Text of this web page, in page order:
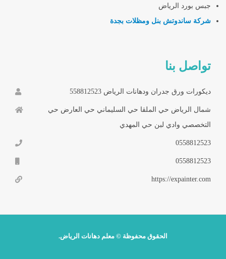
جبس بورد الرياض
شركة ساندوتش بنل ومظلات بجدة
تواصل بنا
ديكورات ورق جدران ودهانات الرياض 558812523
شمال الرياض حي الملقا حي السليماني حي العارض حي
التخصصي وادي لبن حي المهدي
0558812523
0558812523
https://expainter.com
الحقوق محفوظة © معلم دهانات الرياض.